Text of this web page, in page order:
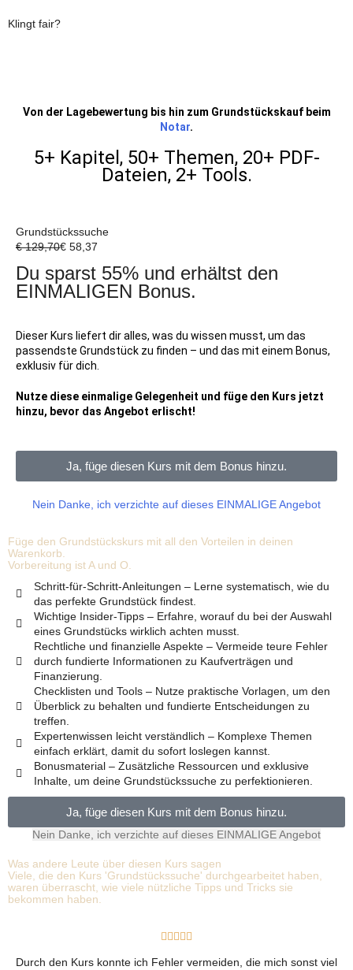
Klingt fair?
Von der Lagebewertung bis hin zum Grundstückskauf beim
Notar.
5+ Kapitel, 50+ Themen, 20+ PDF-
Dateien, 2+ Tools.
Grundstückssuche
€129,70€ 58,37
Du sparst 55% und erhältst den
EINMALIGEN Bonus.
Dieser Kurs liefert dir alles, was du wissen musst, um das
passendste Grundstück zu finden – und das mit einem Bonus,
exklusiv für dich.
Nutze diese einmalige Gelegenheit und füge den Kurs jetzt
hinzu, bevor das Angebot erlischt!
Ja, füge diesen Kurs mit dem Bonus hinzu.
Nein Danke, ich verzichte auf dieses EINMALIGE Angebot
Füge den Grundstückskurs mit all den Vorteilen in deinen
Warenkorb.
Vorbereitung ist A und O.
Schritt-für-Schritt-Anleitungen – Lerne systematisch, wie du
das perfekte Grundstück findest.
Wichtige Insider-Tipps – Erfahre, worauf du bei der Auswahl
eines Grundstücks wirklich achten musst.
Rechtliche und finanzielle Aspekte – Vermeide teure Fehler
durch fundierte Informationen zu Kaufverträgen und
Finanzierung.
Checklisten und Tools – Nutze praktische Vorlagen, um den
Überblick zu behalten und fundierte Entscheidungen zu
treffen.
Expertenwissen leicht verständlich – Komplexe Themen
einfach erklärt, damit du sofort loslegen kannst.
Bonusmaterial – Zusätzliche Ressourcen und exklusive
Inhalte, um deine Grundstückssuche zu perfektionieren.
Ja, füge diesen Kurs mit dem Bonus hinzu.
Nein Danke, ich verzichte auf dieses EINMALIGE Angebot
Was andere Leute über diesen Kurs sagen
Viele, die den Kurs 'Grundstückssuche' durchgearbeitet haben,
waren überrascht, wie viele nützliche Tipps und Tricks sie
bekommen haben.
    
Durch den Kurs konnte ich Fehler vermeiden, die mich sonst viel